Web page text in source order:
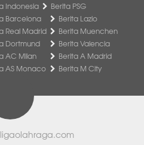
Indonesia
Berita PSG
Barcelona
Real Madrid
Dortmund
AC Milan
AS Monaco
Berita Lazio
Berita Muenchen
Berita Valencia
Berita A Madrid
Berita M City